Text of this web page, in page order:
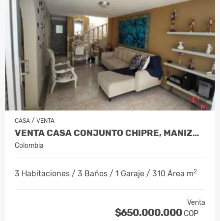
CASA / VENTA
VENTA CASA CONJUNTO CHIPRE, MANIZALES…
Colombia
3 Habitaciones / 3 Baños / 1 Garaje / 310 Área m2
Venta
$650.000.000 COP